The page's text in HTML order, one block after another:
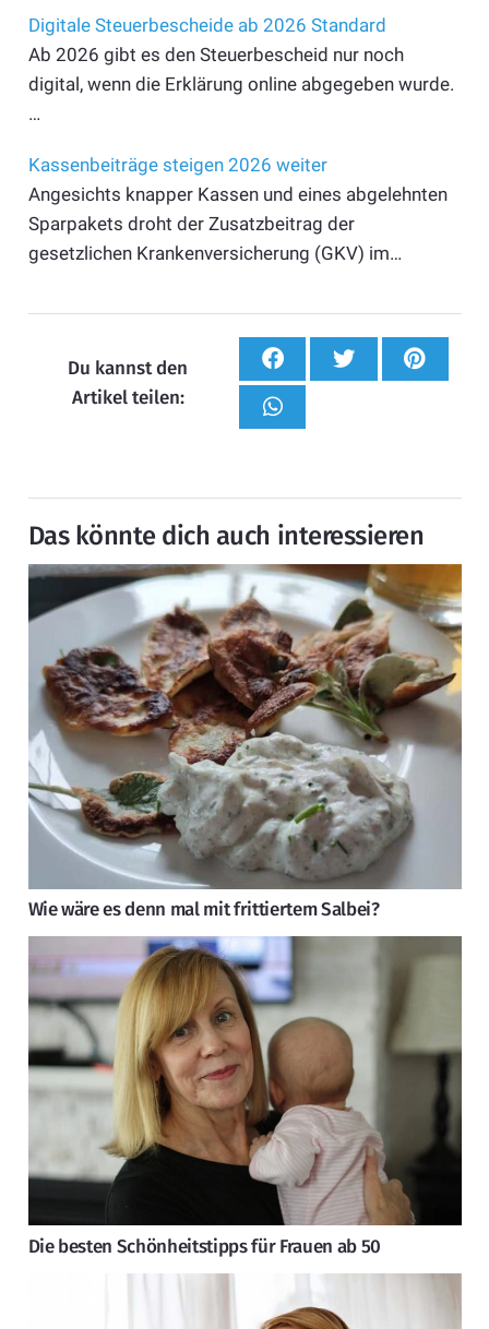
Digitale Steuerbescheide ab 2026 Standard
Ab 2026 gibt es den Steuerbescheid nur noch
digital, wenn die Erklärung online abgegeben wurde.
…
Kassenbeiträge steigen 2026 weiter
Angesichts knapper Kassen und eines abgelehnten
Sparpakets droht der Zusatzbeitrag der
gesetzlichen Krankenversicherung (GKV) im…
Du kannst den
Artikel teilen:
Das könnte dich auch interessieren
Wie wäre es denn mal mit frittiertem Salbei?
Die besten Schönheitstipps für Frauen ab 50